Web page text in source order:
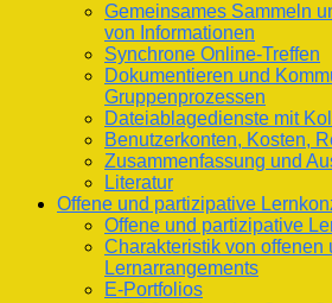
Gemeinsames Sammeln
von Informationen
Synchrone Online-Treffen
Dokumentieren und
Gruppenprozessen
Dateiablagedienste mit
Benutzerkonten, Kosten,
Zusammenfassung und
Literatur
Offene und partizipative
Offene und partizipative
Charakteristik von offenen
Lernarrangements
E-Portfolios